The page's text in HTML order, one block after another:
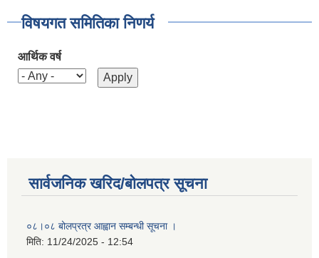
विषयगत समितिका निणर्य
आर्थिक वर्ष
सार्वजनिक खरिद/बोलपत्र सूचना
०८।०८ बोलप्रत्र आह्वान सम्बन्धी सूचना ।
मिति: 11/24/2025 - 12:54